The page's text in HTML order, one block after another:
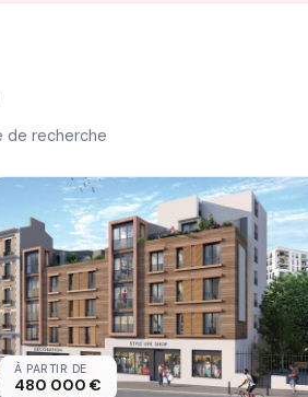
de recherche
À PARTIR DE
480 000 €